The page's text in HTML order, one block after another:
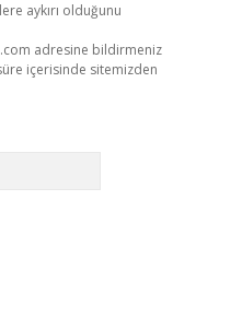
aykırı olduğunu
adresine bildirmeniz
içerisinde sitemizden